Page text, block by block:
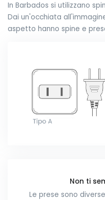
In Barbados si utilizzano
Dai un'occhiata
aspetto hanno spine e
Non ti
Le prese sono